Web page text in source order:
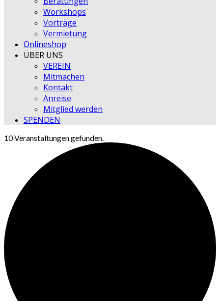
Workshops
Vorträge
Vermietung
Onlineshop
ÜBER UNS
VEREIN
Mitmachen
Kontakt
Anreise
Mitglied werden
SPENDEN
10 Veranstaltungen gefunden.